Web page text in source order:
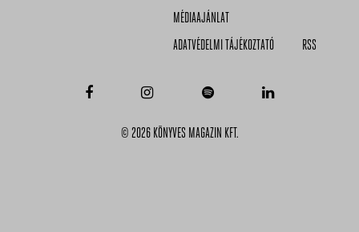
MÉDIAAJÁNLAT
ADATVÉDELMI TÁJÉKOZTATÓ
RSS
© 2026 KÖNYVES MAGAZIN KFT.